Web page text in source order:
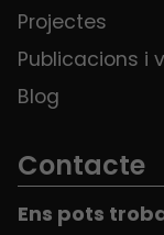
Projectes
Publicacions i
Blog
Contacte
Ens pots